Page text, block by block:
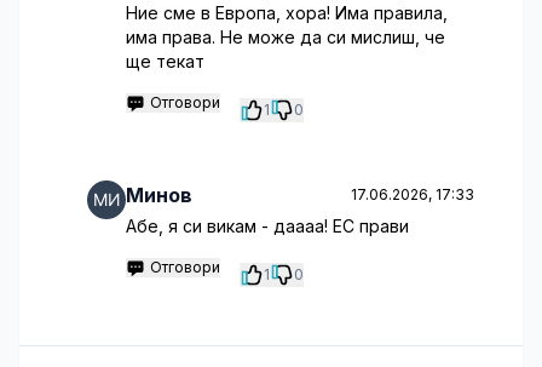
Ние сме в Европа, хора! Има правила,
има права. Не може да си мислиш, че
ще текат
Отговори 1 0
Минов 17.06.2026, 17:33
Абе, я си викам - даааа! ЕС прави
Отговори 1 0